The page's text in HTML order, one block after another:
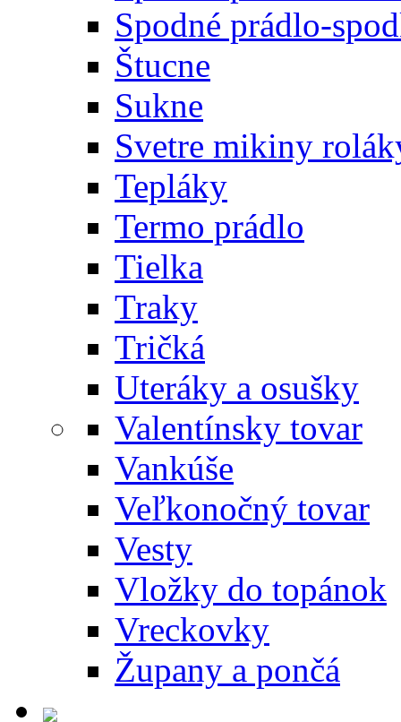
Spodné prádlo-
Štucne
Sukne
Svetre mikiny
Tepláky
Termo prádlo
Tielka
Traky
Tričká
Uteráky a osušky
Valentínsky tovar
Vankúše
Veľkonočný tovar
Vesty
Vložky do topánok
Vreckovky
Župany a pončá